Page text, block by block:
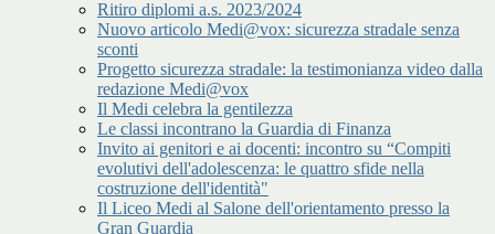
Ritiro diplomi a.s. 2023/2024
Nuovo articolo Medi@vox: sicurezza stradale senza
sconti
Progetto sicurezza stradale: la testimonianza video dalla
redazione Medi@vox
Il Medi celebra la gentilezza
Le classi incontrano la Guardia di Finanza
Invito ai genitori e ai docenti: incontro su “Compiti
evolutivi dell'adolescenza: le quattro sfide nella
costruzione dell'identità"
Il Liceo Medi al Salone dell'orientamento presso la
Gran Guardia